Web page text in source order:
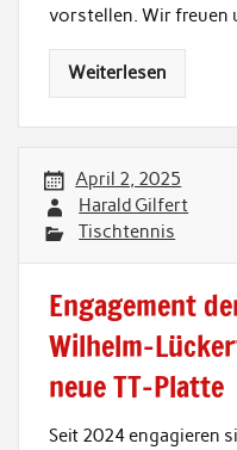
vorstellen. Wir freuen
Weiterlesen
April 2, 2025
Harald Gilfert
Tischtennis
Engagement
Wilhelm-
neue TT-Platte
Seit 2024 engagieren